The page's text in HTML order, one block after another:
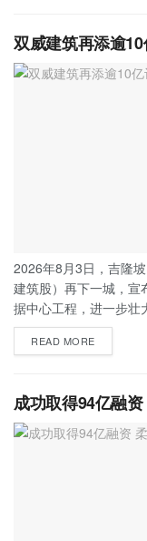
双威建筑再添逾
2026年8月3日，吉隆
建筑股）再下一城，宣
据中心工程，进一步壮
READ MORE
成功取得94亿融